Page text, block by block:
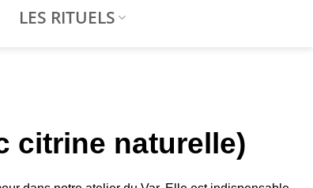
LES RITUELS
citrine naturelle)